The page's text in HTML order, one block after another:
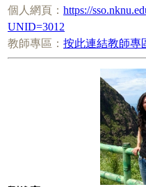
個人網頁： https://
UNID=3012
教師專區： 按此連結教師專